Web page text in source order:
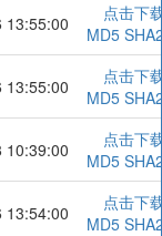
13:55:00
点击下
MD5
13:55:00
点击下
MD5
10:39:00
点击下
MD5
13:54:00
点击下
MD5